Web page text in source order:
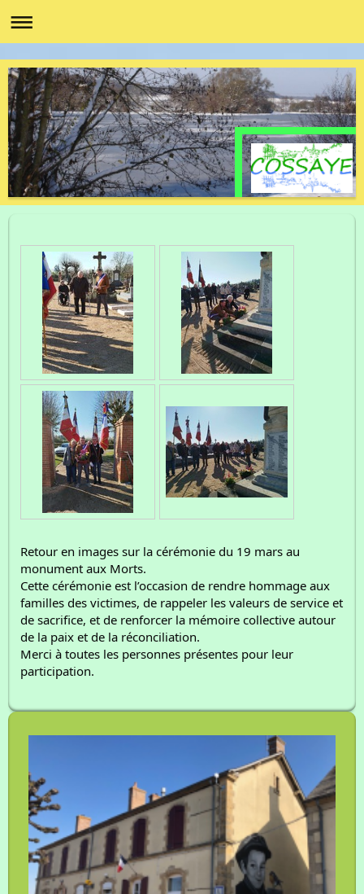
Retour en images sur la cérémonie du 19 mars au
monument aux Morts.
Cette cérémonie est l’occasion de rendre hommage aux
familles des victimes, de rappeler les valeurs de service et
de sacrifice, et de renforcer la mémoire collective autour
de la paix et de la réconciliation.
Merci à toutes les personnes présentes pour leur
participation.